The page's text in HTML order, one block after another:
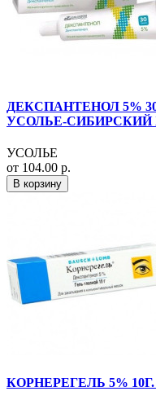
ДЕКСПАНТЕНОЛ 5%
УСОЛЬЕ-СИБИРСКИЙ
УСОЛЬЕ
от 104.00 р.
В корзину
КОРНЕРЕГЕЛЬ 5%